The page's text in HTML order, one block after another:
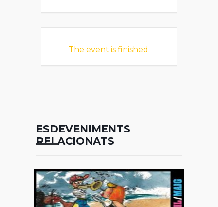
The event is finished.
ESDEVENIMENTS
RELACIONATS